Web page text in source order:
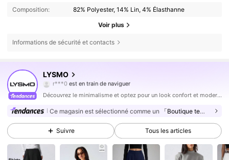
Composition: 82% Polyester, 14% Lin, 4% Élasthanne
Voir plus
Informations de sécurité et contacts
LYSMO
r***0est en train de naviguer
4,76
797K Suiveurs
4,76 797K Suiveurs
797K Suiveurs
Découvrez le minimalisme et optez pour un look confort et moderne au quotidien.
Ce magasin est sélectionné comme un 「Boutique tendance」
Suivre Tous les articles